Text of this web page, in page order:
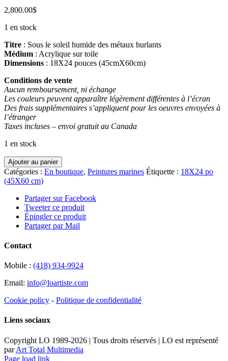
2,800.00$
1 en stock
Titre : Sous le soleil humide des métaux hurlants
Médium : Acrylique sur toile
Dimensions : 18X24 pouces (45cmX60cm)
Conditions de vente
Aucun remboursement, ni échange
Les couleurs peuvent apparaître légèrement différentes à l’écran
Des frais supplémentaires s’appliquent pour les oeuvres envoyées à
l’étranger
Taxes incluses – envoi gratuit au Canada
1 en stock
quantité
de
Sous
le
soleil
humide
métaux
Ajouter au panier
Catégories : En boutique, Peintures marines Étiquette : 18X24 po
(45X60 cm)
Partager sur Facebook
Tweeter ce produit
Épingler ce produit
Partager par Mail
Contact
Mobile : (418) 934-9924
Email: info@loartiste.com
Cookie policy - Politique de confidentialité
Liens sociaux
Copyright LO 1989-2026 | Tous droits réservés | LO est représenté
parArt Total Multimedia
Facebook
Instagram
Email
Pinterest
YouTube
Page load link